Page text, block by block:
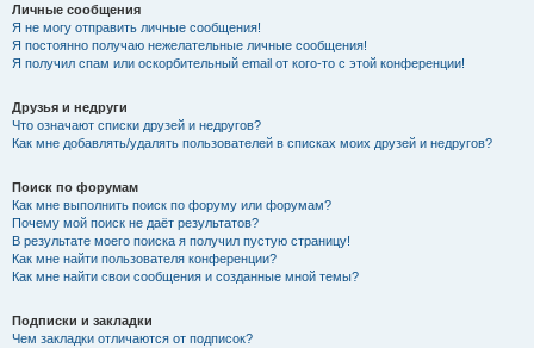
Личные сообщения
Я не могу отправить личные сообщения!
Я постоянно получаю нежелательные личные сообщения!
Я получил спам или оскорбительный email от кого-то с этой конференции!
Друзья и недруги
Что означают списки друзей и недругов?
Как мне добавлять/удалять пользователей в списках моих друзей и недругов?
Поиск по форумам
Как мне выполнить поиск по форуму или форумам?
Почему мой поиск не даёт результатов?
В результате моего поиска я получил пустую страницу!
Как мне найти пользователя конференции?
Как мне найти свои сообщения и созданные мной темы?
Подписки и закладки
Чем закладки отличаются от подписок?